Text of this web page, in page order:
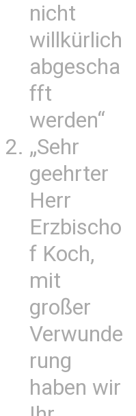
nicht
willkürlich
abgescha
fft
werden“
„Sehr
geehrter
Herr
Erzbischo
f Koch,
mit
großer
Verwunde
rung
haben wir